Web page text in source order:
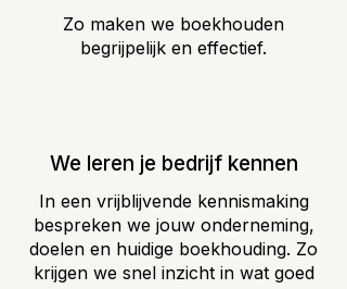
Zo maken we boekhouden
begrijpelijk en effectief.
We leren je bedrijf kennen
In een vrijblijvende kennismaking
bespreken we jouw onderneming,
doelen en huidige boekhouding. Zo
krijgen we snel inzicht in wat goed